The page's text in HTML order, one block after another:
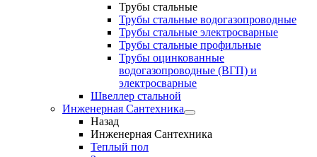
Трубы стальные
Трубы стальные водогазопроводные
Трубы стальные электросварные
Трубы стальные профильные
Трубы оцинкованные
водогазопроводные (ВГП) и
электросварные
Швеллер стальной
Инженерная Сантехника
Назад
Инженерная Сантехника
Теплый пол